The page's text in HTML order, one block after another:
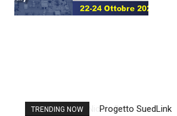
TRENDING NOW
Progetto SuedLink